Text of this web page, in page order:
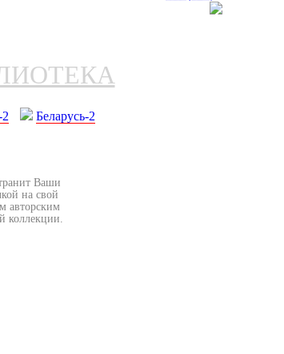
Беларусь-2
Ваши
на свой
авторским
коллекции.